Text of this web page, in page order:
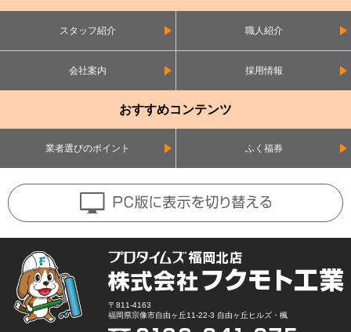
スタッフ紹介 職人紹介
会社案内 採用情報
おすすめコンテンツ
業者選びのポイント ふく福券
〒811-4163
福岡県宗像市自由ヶ丘11-22-3 自由ヶ丘ヒルズ・楓